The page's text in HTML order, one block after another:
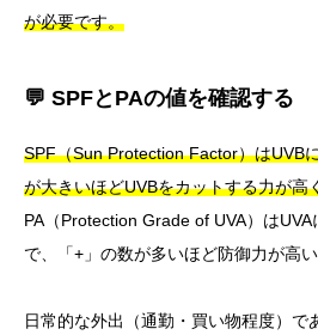
が必要です。
💬 SPFとPAの値を確認する
SPF（Sun Protection Factor）はUVB
が大きいほどUVBをカットする力が高
PA（Protection Grade of UVA）は
で、「+」の数が多いほど防御力が高い
日常的な外出（通勤・買い物程度）で